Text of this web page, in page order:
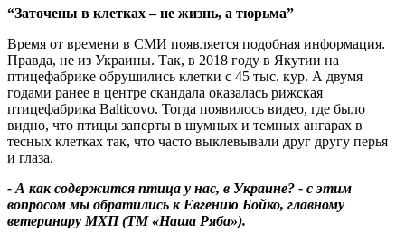
“Заточены в клетках – не жизнь, а тюрьма”
Время от времени в СМИ появляется подобная информация.
Правда, не из Украины. Так, в 2018 году в Якутии на
птицефабрике обрушились клетки с 45 тыс. кур. А двумя
годами ранее в центре скандала оказалась рижская
птицефабрика Balticovo. Тогда появилось видео, где было
видно, что птицы заперты в шумных и темных ангарах в
тесных клетках так, что часто выклевывали друг другу перья
и глаза.
- А как содержится птица у нас, в Украине? - с этим
вопросом мы обратились к Евгению Бойко, главному
ветеринару МХП (ТМ «Наша Ряба»).